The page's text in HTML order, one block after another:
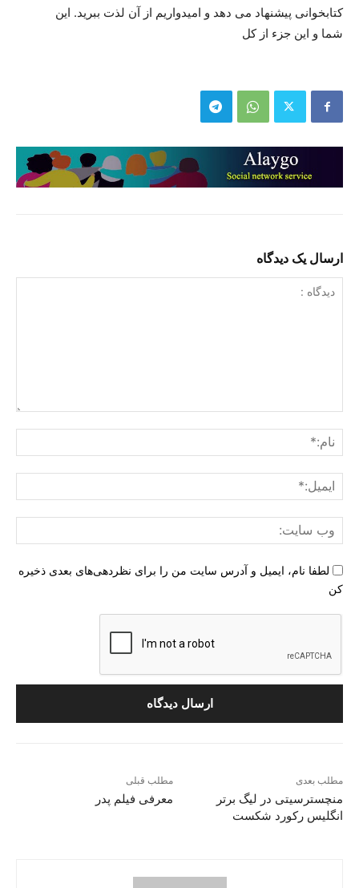
کتابخوانی پیشنهاد می دهد و امیدواریم از آن لذت ببرید. این
شما و این جزء از کل
ارسال یک دیدگاه
لطفا نام، ایمیل و آدرس سایت من را برای نظردهی‌های بعدی ذخیره
کن
مطلب قبلی
معرفی فیلم پدر
مطلب بعدی
منچسترسیتی در لیگ برتر
انگلیس رکورد شکست